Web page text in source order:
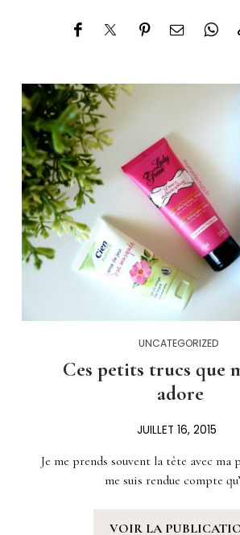
UNCATEGORIZED
Ces petits trucs que
adore
JUILLET 16, 2015
Je me prends souvent la tête avec ma
me suis rendue compte
VOIR LA